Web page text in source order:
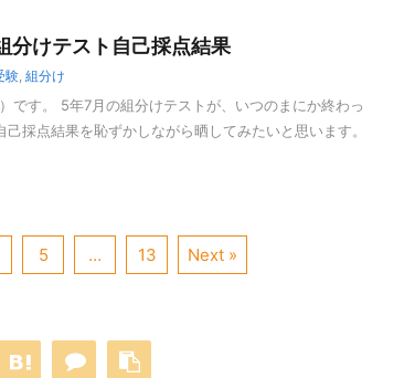
分けテスト自己採点結果
験 組分け
です。 5年7月の組分けテストが、いつのまにか終わっ
採点結果を恥ずかしながら晒してみたいと思います。
5 … 13 Next »